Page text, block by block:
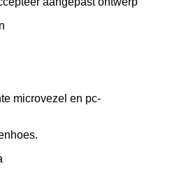
microvezel en pc-